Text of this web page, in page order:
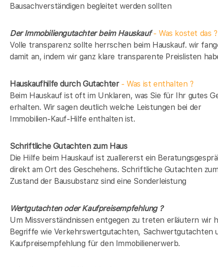
Bausachverständigen begleitet werden sollten
Der Immobiliengutachter beim Hauskauf- Was kostet das ?
Volle transparenz sollte herrschen beim Hauskauf. wir
damit an, indem wir ganz klare transparente Preislisten
Hauskaufhilfe durch Gutachter- Was ist enthalten ?
Beim Hauskauf ist oft im Unklaren, was Sie für Ihr gutes
erhalten. Wir sagen deutlich welche Leistungen bei der
Immobilien-Kauf-Hilfe enthalten ist.
Schriftliche Gutachten zum Haus
Die Hilfe beim Hauskauf ist zuallererst ein
direkt am Ort des Geschehens. Schriftliche Gutachten
Zustand der Bausubstanz sind eine Sonderleistung
Wertgutachten oder Kaufpreisempfehlung ?
Um Missverständnissen entgegen zu treten erläutern wir
Begriffe wie Verkehrswertgutachten, Sachwertgutachten
Kaufpreisempfehlung für den Immobilienerwerb.